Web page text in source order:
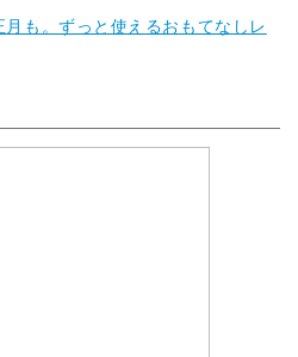
も。ずっと使えるおもてなしレ